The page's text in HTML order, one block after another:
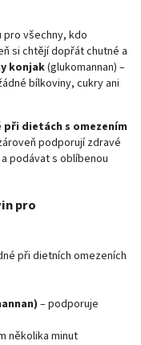
všechny, kdo
si chtějí dopřát chutné a
konjak(glukomannan) –
bílkoviny, cukry ani
dietách s omezením
podporují zdravé
podávat s oblíbenou
pro
při dietních omezeních
– podporuje
několika minut